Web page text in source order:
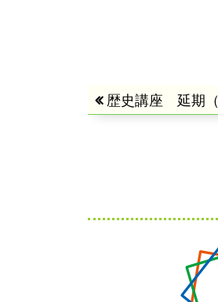
投 前
歴史講座 延期